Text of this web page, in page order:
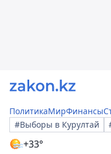
ПолитикаМирФинансы
#Выборы в Курултай
+33°